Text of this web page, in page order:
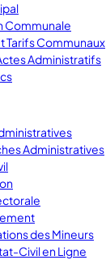
Communale
Tarifs Communaux
Administratifs
Administratives
des Mineurs
Civil en Ligne